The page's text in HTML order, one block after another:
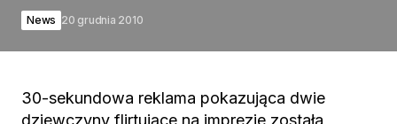
News 20 grudnia 2010
30-sekundowa reklama pokazująca dwie
dziewczyny flirtujące na imprezie została